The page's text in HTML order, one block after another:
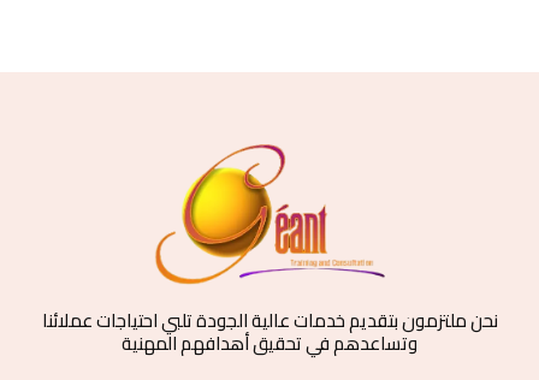
نحن ملتزمون بتقديم خدمات عالية الجودة تلبي احتياجات عملائنا
وتساعدهم في تحقيق أهدافهم المهنية